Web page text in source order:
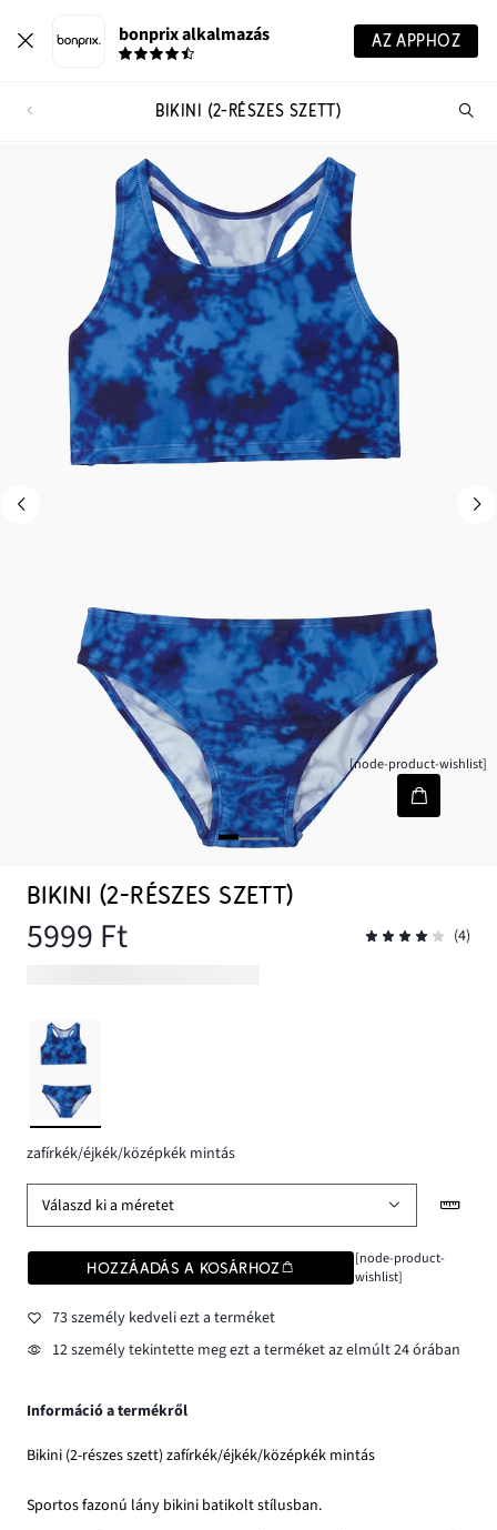
bonprix alkalmazás AZ APPHOZ
BIKINI (2-RÉSZES SZETT)
[node-product-wishlist]
BIKINI (2-RÉSZES SZETT)
5999 Ft (4)
zafírkék/éjkék/középkék mintás
Válaszd ki a méretet
HOZZÁADÁS A KOSÁRHOZ
[node-product-
wishlist]
73 személy kedveli ezt a terméket
12 személy tekintette meg ezt a terméket az elmúlt 24 órában
Információ a termékről
Bikini (2-részes szett) zafírkék/éjkék/középkék mintás
Sportos fazonú lány bikini batikolt stílusban.